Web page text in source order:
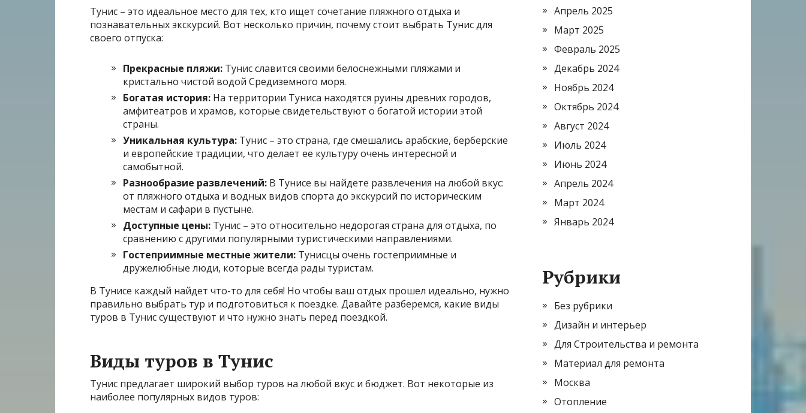
Тунис – это идеальное место для тех, кто ищет сочетание пляжного отдыха и
познавательных экскурсий. Вот несколько причин, почему стоит выбрать Тунис для
своего отпуска:
Прекрасные пляжи: Тунис славится своими белоснежными пляжами и
кристально чистой водой Средиземного моря.
Богатая история: На территории Туниса находятся руины древних городов,
амфитеатров и храмов, которые свидетельствуют о богатой истории этой
страны.
Уникальная культура: Тунис – это страна, где смешались арабские, берберские
и европейские традиции, что делает ее культуру очень интересной и
самобытной.
Разнообразие развлечений: В Тунисе вы найдете развлечения на любой вкус:
от пляжного отдыха и водных видов спорта до экскурсий по историческим
местам и сафари в пустыне.
Доступные цены: Тунис – это относительно недорогая страна для отдыха, по
сравнению с другими популярными туристическими направлениями.
Гостеприимные местные жители: Тунисцы очень гостеприимные и
дружелюбные люди, которые всегда рады туристам.
В Тунисе каждый найдет что-то для себя! Но чтобы ваш отдых прошел идеально, нужно
правильно выбрать тур и подготовиться к поездке. Давайте разберемся, какие виды
туров в Тунис существуют и что нужно знать перед поездкой.
Виды туров в Тунис
Тунис предлагает широкий выбор туров на любой вкус и бюджет. Вот некоторые из
наиболее популярных видов туров:
Апрель 2025
Март 2025
Февраль 2025
Декабрь 2024
Ноябрь 2024
Октябрь 2024
Август 2024
Июль 2024
Июнь 2024
Апрель 2024
Март 2024
Январь 2024
Рубрики
Без рубрики
Дизайн и интерьер
Для Строительства и ремонта
Материал для ремонта
Москва
Отопление